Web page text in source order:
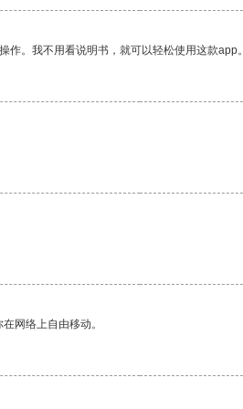
。我不用看说明书，就可以轻松使用这款app。
网络上自由移动。